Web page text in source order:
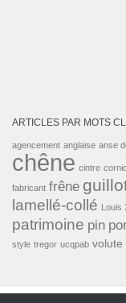
ARTICLES PAR MOTS
agencement anglaise anse
chêne cintre
fabricant frêne
lamellé-collé Louis
patrimoine pin
style tregor ucqpab volute